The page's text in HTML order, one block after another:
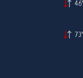
46'
73'